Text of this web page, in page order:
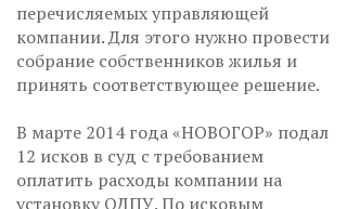
перечисляемых управляющей
компании. Для этого нужно провести
собрание собственников жилья и
принять соответствующее решение.
В марте 2014 года «НОВОГОР» подал
12 исков в суд с требованием
оплатить расходы компании на
установку ОДПУ. По исковым